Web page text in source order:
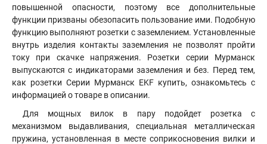
повышенной опасности, поэтому все дополнительные
функции призваны обезопасить пользование ими. Подобную
функцию выполняют розетки с заземлением. Установленные
внутрь изделия контакты заземления не позволят пройти
току при скачке напряжения. Розетки серии Мурманск
выпускаются с индикаторами заземления и без. Перед тем,
как розетки Серии Мурманск EKF купить, ознакомьтесь с
информацией о товаре в описании.
Для мощных вилок в пару подойдет розетка с
механизмом выдавливания, специальная металлическая
пружина, установленная в месте соприкосновения вилки и